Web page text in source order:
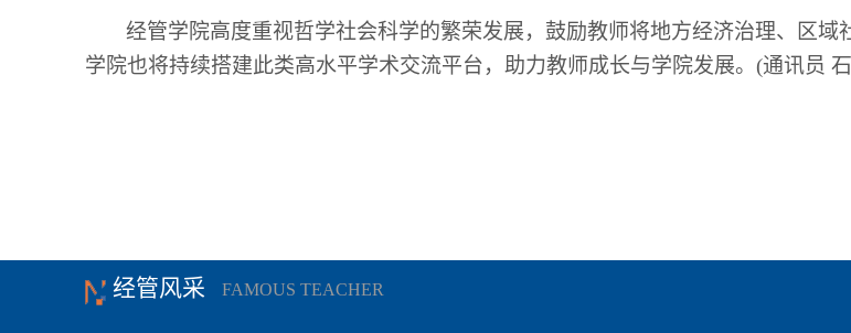
经管学院高度重视哲学社会科学的繁荣发展，鼓励教师将地方经济治理、区域
学院也将持续搭建此类高水平学术交流平台，助力教师成长与学院发展。 (通讯员
经管风采 FAMOUS TEACHER